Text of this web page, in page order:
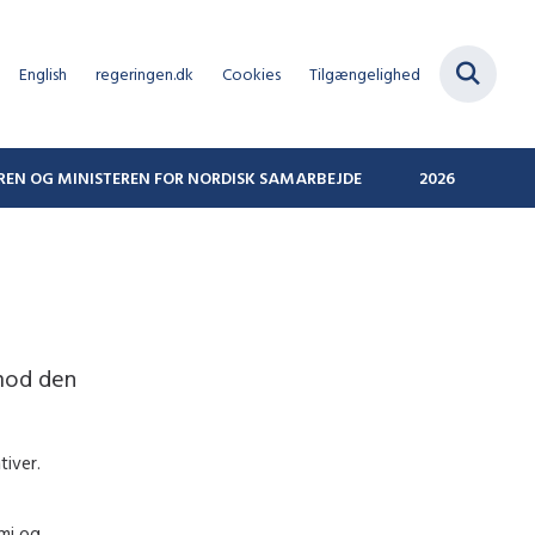
English regeringen.dk Cookies Tilgængelighed
OG MINISTEREN FOR NORDISK SAMARBEJDE 2026
den